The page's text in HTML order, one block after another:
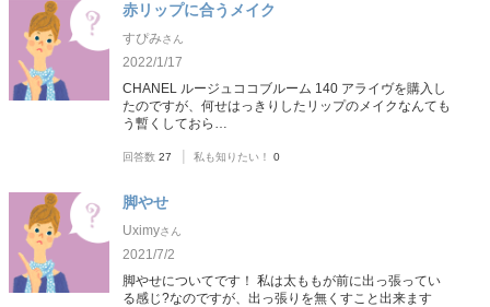
赤リップに合うメイク
すぴみさん
2022/1/17
CHANEL ルージュココブルーム 140 アライヴを購入し
たのですが、何せはっきりしたリップのメイクなんても
う暫くしておら…
回答数 27 | 私も知りたい！ 0
脚やせ
Uximyさん
2021/7/2
脚やせについてです！ 私は太ももが前に出っ張ってい
る感じ?なのですが、出っ張りを無くすこと出来ます